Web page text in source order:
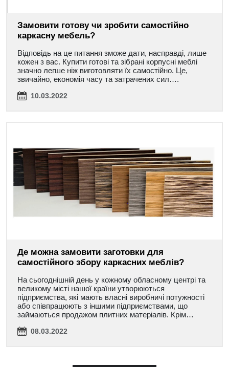
Замовити готову чи зробити самостійно
каркасну мебель?
Відповідь на це питання зможе дати, насправді, лише
кожен з вас. Купити готові та зібрані корпусні меблі
значно легше ніж виготовляти їх самостійно. Це,
звичайно, економія часу та затрачених сил….
10.03.2022
Де можна замовити заготовки для
самостійного збору каркасних меблів?
На сьогоднішній день у кожному обласному центрі та
великому місті нашої країни утворюються
підприємства, які мають власні виробничі потужності
або співпрацюють з іншими підприємствами, що
займаються продажом плитних матеріалів. Крім…
08.03.2022